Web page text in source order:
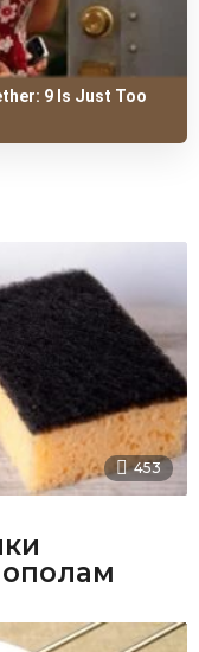
453